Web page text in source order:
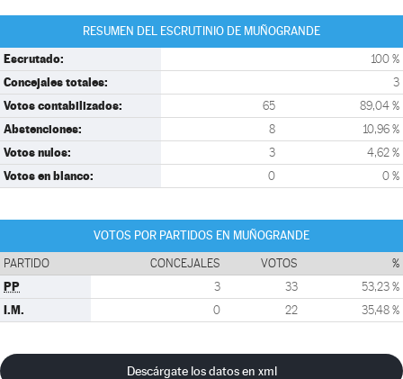
RESUMEN DEL ESCRUTINIO DE MUÑOGRANDE
Escrutado: 100 %
Concejales totales: 3
Votos contabilizados: 65 89,04 %
Abstenciones: 8 10,96 %
Votos nulos: 3 4,62 %
Votos en blanco: 0 0 %
VOTOS POR PARTIDOS EN MUÑOGRANDE
PARTIDO CONCEJALES VOTOS %
PP 3 33 53,23 %
I.M. 0 22 35,48 %
Descárgate los datos en xml